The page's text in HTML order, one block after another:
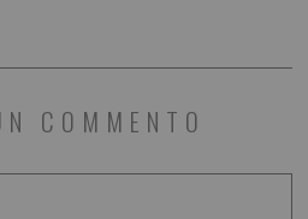
COMMENTO